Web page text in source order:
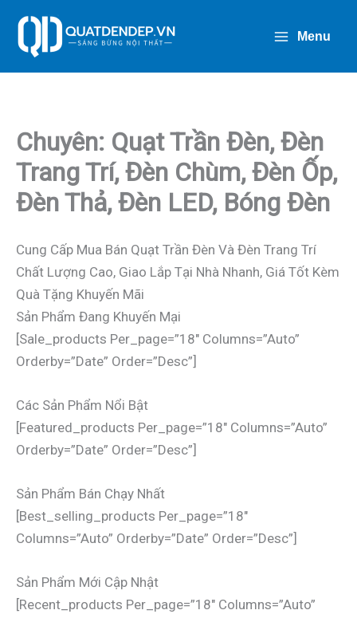
Dung
Menu
Chuyên: Quạt Trần Đèn, Đèn
Trang Trí, Đèn Chùm, Đèn Ốp,
Đèn Thả, Đèn LED, Bóng Đèn
Cung Cấp Mua Bán Quạt Trần Đèn Và Đèn Trang Trí
Chất Lượng Cao, Giao Lắp Tại Nhà Nhanh, Giá Tốt Kèm
Quà Tặng Khuyến Mãi
Sản Phẩm Đang Khuyến Mại
[sale_products Per_page=”18″ Columns=”auto”
Orderby=”date” Order=”desc”]
Các Sản Phẩm Nổi Bật
[featured_products Per_page=”18″ Columns=”auto”
Orderby=”date” Order=”desc”]
Sản Phẩm Bán Chạy Nhất
[best_selling_products Per_page=”18″
Columns=”auto” Orderby=”date” Order=”desc”]
Sản Phẩm Mới Cập Nhật
[recent_products Per_page=”18″ Columns=”auto”